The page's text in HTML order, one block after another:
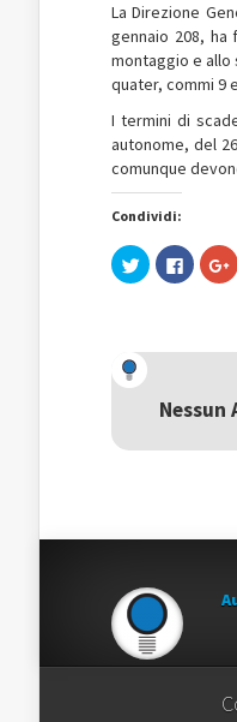
La Direzione
gennaio 208,
montaggio e allo
quater, commi 9
I termini di
autonome, del
comunque
Condividi:
Fai
clic
(Si
apre
una
nuova
Fai
clic
nuova